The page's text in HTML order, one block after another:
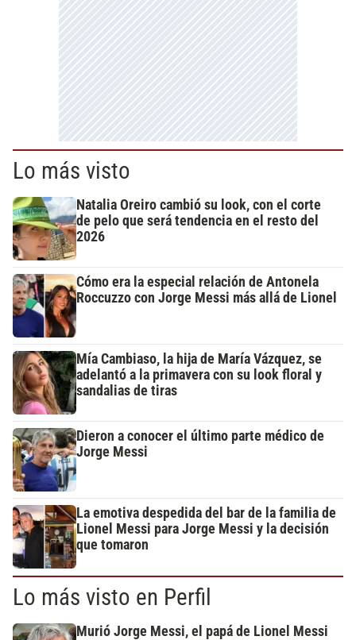
Lo más visto
Natalia Oreiro cambió su look, con el corte
de pelo que será tendencia en el resto del
2026
Cómo era la especial relación de Antonela
Roccuzzo con Jorge Messi más allá de Lionel
Mía Cambiaso, la hija de María Vázquez, se
adelantó a la primavera con su look floral y
sandalias de tiras
Dieron a conocer el último parte médico de
Jorge Messi
La emotiva despedida del bar de la familia de
Lionel Messi para Jorge Messi y la decisión
que tomaron
Lo más visto en Perfil
Murió Jorge Messi, el papá de Lionel Messi